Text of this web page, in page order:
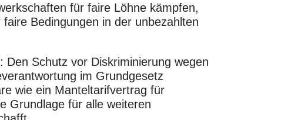
für faire Löhne kämpfen,
Bedingungen in der unbezahlten
Den Schutz vor Diskriminierung wegen
im Grundgesetz
wie ein Manteltarifvertrag für
Grundlage für alle weiteren